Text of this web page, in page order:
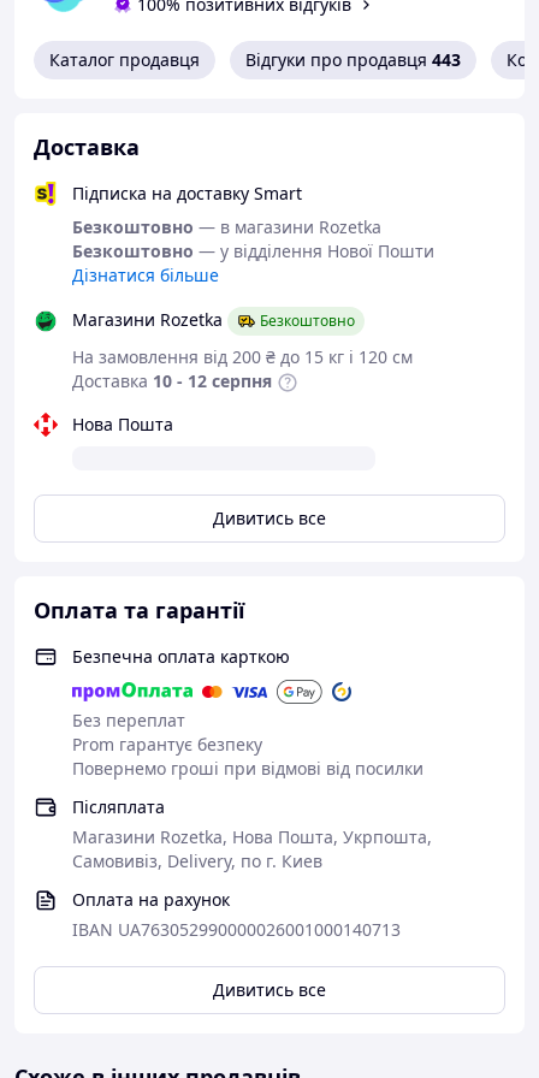
Каталог продавця Відгуки про продавця 443
Доставка
Підписка на доставку Smart
Безкоштовно — в магазини Rozetka
Безкоштовно — у відділення Нової Пошти
Дізнатися більше
Магазини Rozetka
Безкоштовно
На замовлення від 200 ₴ до 15 кг і 120 см
Доставка 10 - 12 серпня
Нова Пошта
Дивитись все
Оплата та гарантії
Безпечна оплата карткою
Без переплат
Prom гарантує безпеку
Повернемо гроші при відмові від посилки
Післяплата
Магазини Rozetka, Нова Пошта, Укрпошта,
Самовивіз, Delivery, по г. Киев
Оплата на рахунок
IBAN UA763052990000026001000140713
Дивитись все